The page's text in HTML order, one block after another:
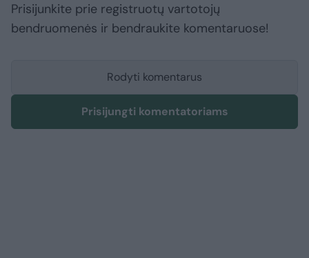
Prisijunkite prie registruotų vartotojų
bendruomenės ir bendraukite komentaruose!
Rodyti komentarus
Prisijungti komentatoriams